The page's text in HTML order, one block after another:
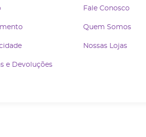
e Devoluções
Fale Conosco
Quem Somos
Nossas Lojas